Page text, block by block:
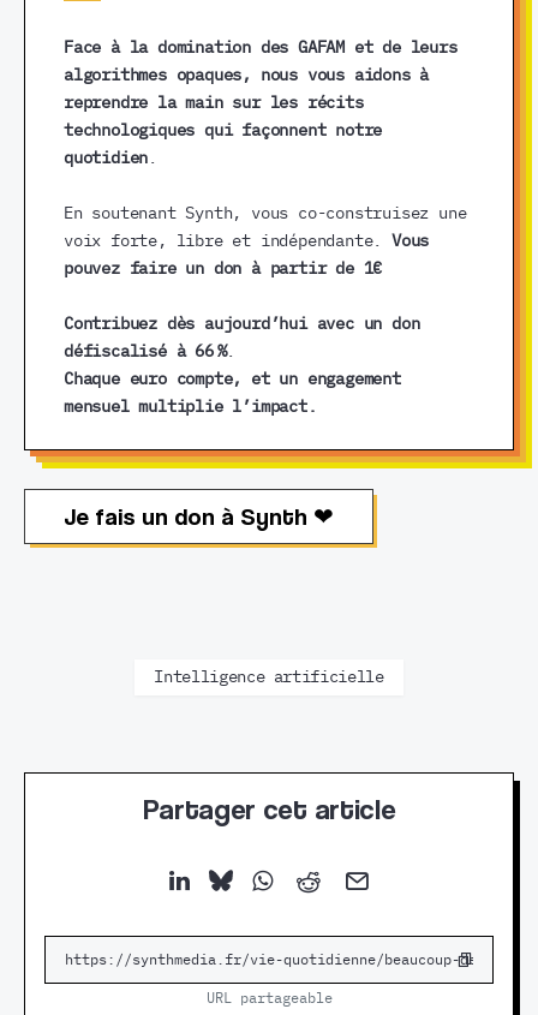
Face à la domination des GAFAM et de leurs
algorithmes opaques, nous vous aidons à
reprendre la main sur les récits
technologiques qui façonnent notre
quotidien
En soutenant Synth, vous co-construisez une
voix forte, libre et indépendante.Vous
pouvez faire un don à partir de 1€
Contribuez dès aujourd’hui avec un don
défiscalisé à 66 %.
Chaque euro compte, et un engagement
mensuel multiplie l’impact.
Je fais un don à Synth ❤︎
Intelligence artificielle
Partager cet article
URL partageable